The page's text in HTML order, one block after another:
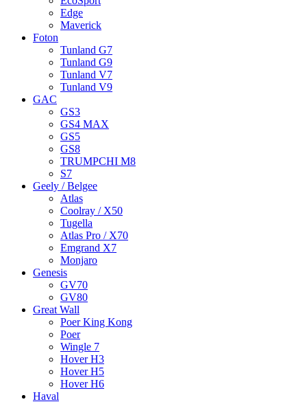
Edge
Maverick
Foton
Tunland G7
Tunland G9
Tunland V7
Tunland V9
GAC
GS3
GS4 MAX
GS5
GS8
TRUMPCHI M8
S7
Geely / Belgee
Atlas
Coolray / X50
Tugella
Atlas Pro / X70
Emgrand X7
Monjaro
Genesis
GV70
GV80
Great Wall
Poer King Kong
Poer
Wingle 7
Hover H3
Hover H5
Hover H6
Haval